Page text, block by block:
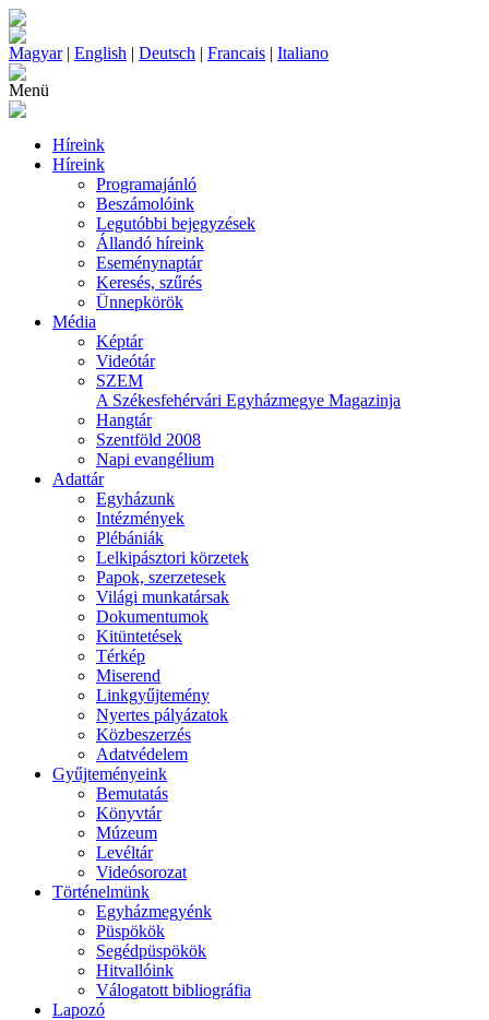
Magyar| English | Deutsch | Francais | Italiano
Menü
Híreink
Híreink
Programajánló
Beszámolóink
Legutóbbi bejegyzések
Állandó híreink
Eseménynaptár
Keresés, szűrés
Ünnepkörök
Média
Képtár
Videótár
SZEM
A Székesfehérvári Egyházmegye Magazinja
Hangtár
Szentföld 2008
Napi evangélium
Adattár
Egyházunk
Intézmények
Plébániák
Lelkipásztori körzetek
Papok, szerzetesek
Világi munkatársak
Dokumentumok
Kitüntetések
Térkép
Miserend
Linkgyűjtemény
Nyertes pályázatok
Közbeszerzés
Adatvédelem
Gyűjteményeink
Bemutatás
Könyvtár
Múzeum
Levéltár
Videósorozat
Történelmünk
Egyházmegyénk
Püspökök
Segédpüspökök
Hitvallóink
Válogatott bibliográfia
Lapozó